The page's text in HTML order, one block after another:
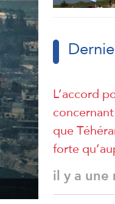
L’accord
que
forte
il y a